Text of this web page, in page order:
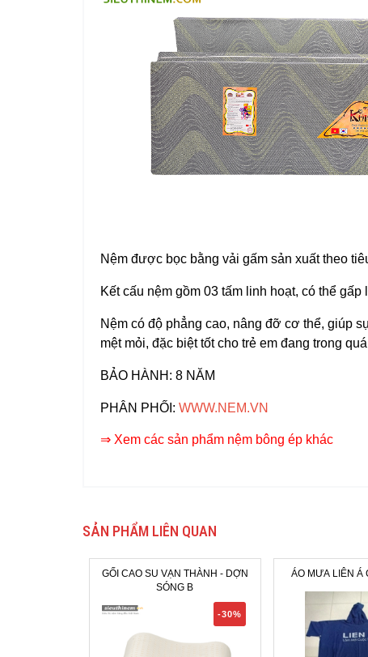
Nệm được bọc bằng vải gấm sản xuất theo
Kết cấu nệm gồm 03 tấm linh hoạt, có thể
Nệm có độ phẳng cao, nâng đỡ cơ thể, giúp
mệt mỏi, đặc biệt tốt cho trẻ em đang trong
BẢO HÀNH: 8 NĂM
PHÂN PHỐI : WWW.NEM.VN
⇒ Xem các sản phẩm nệm bông ép khác
SẢN PHẨM LIÊN QUAN
GỐI CAO SU VẠN THÀNH - DỢN
SÓNG B
-30%
ÁO MƯA LIÊN Á